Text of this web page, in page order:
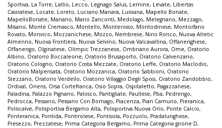
Sportiva, La Torre, Lallio, Lecco, Legnago Salus, Lemine, Levate, Libertas
Casiratese, Locate, Loreto, Luciano Manara, Luisiana, Mapello Bonate,
MapelloBonate, Mariano, Mario Zanconti, Medolago, Melegnano, Mezzago,
Misano, Monte Cremasco, Montello, Monterosso, Montodinese, Montorfano
Rovato, Monvico, Mozzanichese, Mozzo, Nembrese, Nino Ronco, Nuova Atletic
Almenno, Nuova Frontiera, Nuova Selvino, Nuova Valcavallina, Offanenghese,
Offanengo, Olginatese, Olimpic Trezzanese, Ombriano Aurora, Ome, Oratorio
Albino, Oratorio Boccaleone, Oratorio Brusaporto, Oratorio Calvenzano,
Oratorio Cologno, Oratorio Costa Mezzate, Oratorio Leffe, Oratorio Maclodio,
Oratorio Malpensata, Oratorio Mozzanica, Oratorio Sabbioni, Oratorio
Stezzano, Oratorio Verdello, Oratorio Villaggio Degli Sposi, Oratorio Zandobbio,
Ordival, Oriens, Orsa Cortefranca, Osio Sopra, Ospitaletto, Pagazzanese,
Paladina, Palazzo Pignano, Palosco, Pantigliate, Paullese, Pba, Pedrengo,
Pedrocca, Pessano, Pessano Con Bornago, Piacenza, Pian Camuno, Pieranica,
Poliscalve, Polisportiva Bergamo Alta, Polisportiva Nuova Orio, Ponte Calcio,
Ponteranica, Pontida, Pontirolese, Pontisola, Pozzuolo, Pradalunghese,
Presezzo, Prezzatese, Prima Categoria Bergamo, Prima Categoria girone D,